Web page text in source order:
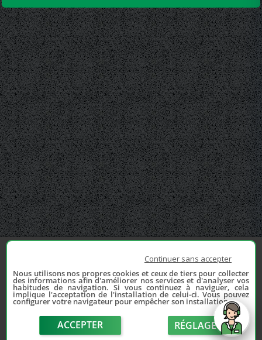
Continuer sans accepter
Nous utilisons nos propres cookies et ceux de tiers pour collecter
des informations afin d'améliorer nos services et d'analyser vos
habitudes de navigation. Si vous continuez à naviguer, cela
implique l'acceptation de l'installation de celui-ci. Vous pouvez
configurer votre navigateur pour empêcher son installation.
ACCEPTER RÉGLAGE